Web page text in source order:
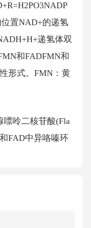
置NAD+的递氢
递氢体双
和FADFMN和
形式。FMN：黄
嘌呤二核苷酸(Fla
FAD中异咯嗪环
核黄素OHF